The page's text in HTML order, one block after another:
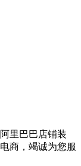
里巴巴店铺装
商，竭诚为您服